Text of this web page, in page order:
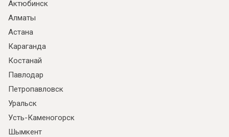
Актюбинск
Алматы
Астана
Караганда
Костанай
Павлодар
Петропавловск
Уральск
Усть-Каменогорск
Шымкент